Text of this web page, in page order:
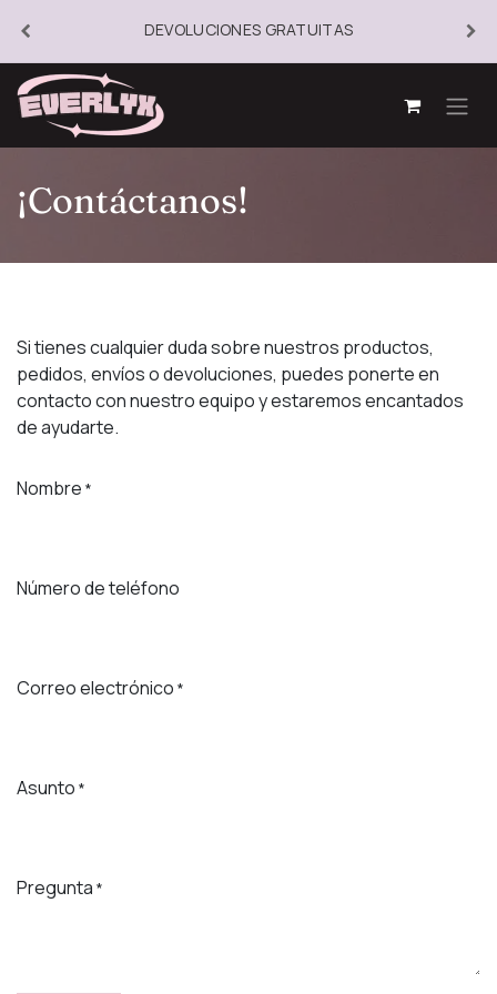
DEVOLUCIONES GRATUITAS
¡Contáctanos!
Si tienes cualquier duda sobre nuestros productos,
pedidos, envíos o devoluciones, puedes ponerte en
contacto con nuestro equipo y estaremos encantados
de ayudarte.
Nombre *
Número de teléfono
Correo electrónico *
Asunto *
Pregunta *